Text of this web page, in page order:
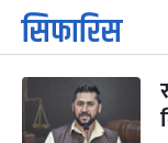
१
आइत
कार्तिक
कार्तिक १, २०८३
मंगल कार्तिक ३,
सिफारिस